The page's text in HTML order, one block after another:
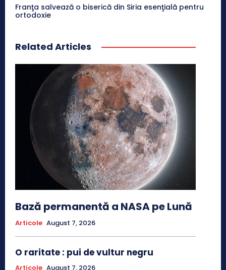
Franţa salvează o biserică din Siria esenţială pentru
ortodoxie
Related Articles
Bază permanentă a NASA pe Lună
Articole August 7, 2026
O raritate : pui de vultur negru
Articole August 7, 2026